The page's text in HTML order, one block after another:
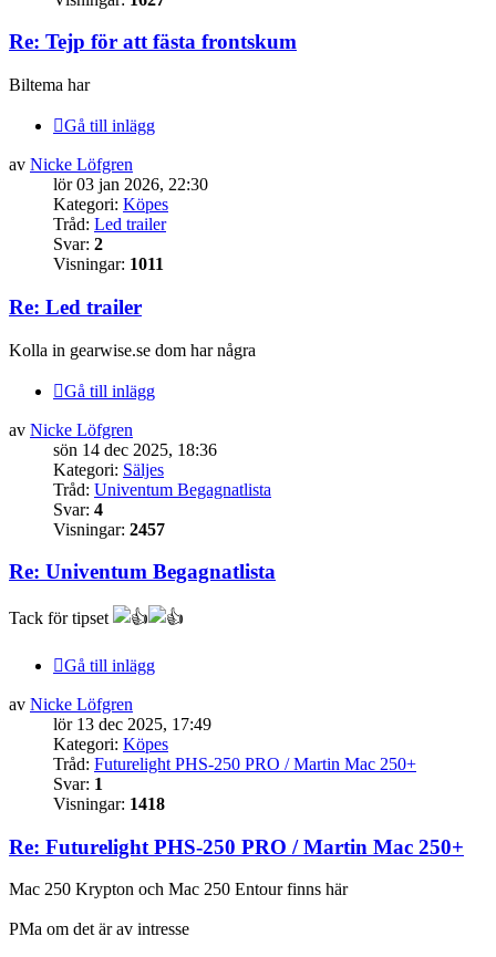
Re: Tejp för att fästa frontskum
Biltema har
Gå till inlägg
av Nicke Löfgren
lör 03 jan 2026, 22:30
Kategori: Köpes
Tråd: Led trailer
Svar: 2
Visningar: 1011
Re: Led trailer
Kolla in gearwise.se dom har några
Gå till inlägg
av Nicke Löfgren
sön 14 dec 2025, 18:36
Kategori: Säljes
Tråd: Univentum Begagnatlista
Svar: 4
Visningar: 2457
Re: Univentum Begagnatlista
Tack för tipset
Gå till inlägg
av Nicke Löfgren
lör 13 dec 2025, 17:49
Kategori: Köpes
Tråd: Futurelight PHS-250 PRO / Martin Mac 250+
Svar: 1
Visningar: 1418
Re: Futurelight PHS-250 PRO / Martin Mac 250+
Mac 250 Krypton och Mac 250 Entour finns här
PMa om det är av intresse